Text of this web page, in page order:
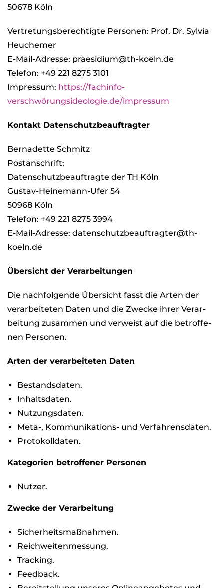
50678 Köln
Ver­tre­tungs­be­rech­tigte Per­so­nen: Prof. Dr. Syl­via
Heu­che­mer
E-Mail-Adresse: praesidium@th-koeln.de
Tele­fon: +49 221 8275 3101
Impres­sum: https://fachinfo-
verschwörungsideologie.de/impressum
Kon­takt Daten­schutz­be­auf­trag­ter
Ber­na­dette Schmitz
Post­an­schrift:
Daten­schutz­be­auf­tragte der TH Köln
Gus­tav-Hei­ne­mann-Ufer 54
50968 Köln
Tele­fon: +49 221 8275 3994
E-Mail-Adresse: datenschutzbeauftragter@th-
koeln.de
Über­sicht der Ver­ar­bei­tun­gen
Die nach­fol­gende Über­sicht fasst die Arten der
ver­ar­bei­te­ten Daten und die Zwe­cke ihrer Ver­ar­
bei­tung zusam­men und ver­weist auf die betrof­fe­
nen Per­so­nen.
Arten der ver­ar­bei­te­ten Daten
Bestands­da­ten.
Inhalts­da­ten.
Nut­zungs­da­ten.
Meta-, Kom­mu­ni­ka­ti­ons- und Ver­fah­rens­da­ten.
Pro­to­koll­da­ten.
Kate­go­rien betrof­fe­ner Per­so­nen
Nut­zer.
Zwe­cke der Ver­ar­bei­tung
Sicher­heits­maß­nah­men.
Reich­wei­ten­mes­sung.
Track­ing.
Feed­back.